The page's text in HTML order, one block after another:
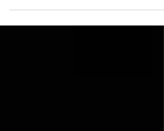
comment préserver et prendre soin de
peau.